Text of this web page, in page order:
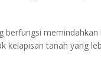
berfungsi memindahkan
kelapisan tanah yang